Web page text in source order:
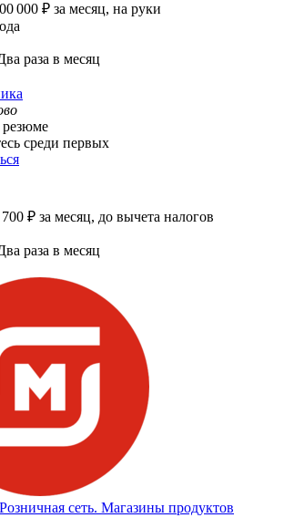
000 ₽ за месяц, на руки
раза в месяц
среди первых
₽ за месяц, до вычета налогов
раза в месяц
сеть. Магазины продуктов